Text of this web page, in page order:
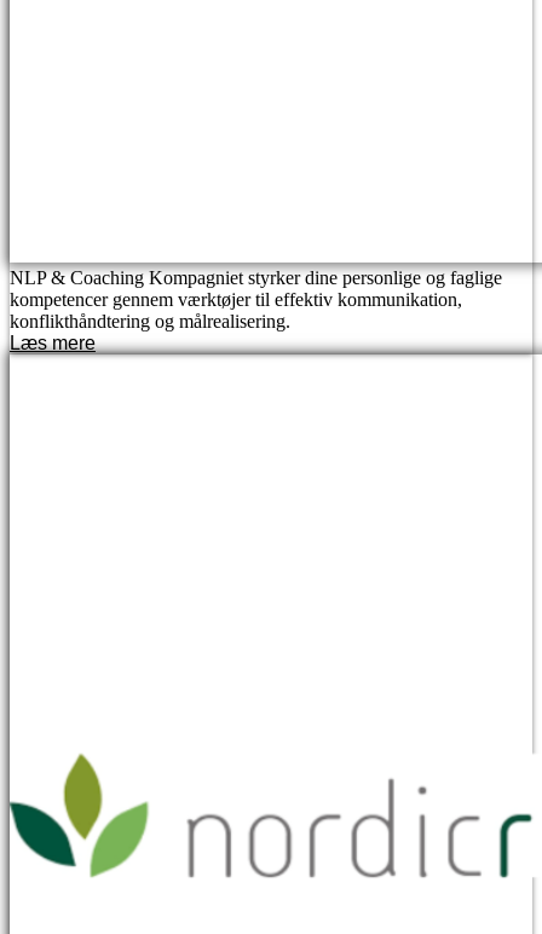
NLP & Coaching Kompagniet styrker dine personlige og faglige
kompetencer gennem værktøjer til effektiv kommunikation,
konflikthåndtering og målrealisering.
Læs mere